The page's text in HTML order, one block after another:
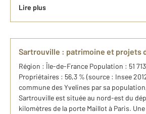
Lire plus
Sartrouville : patrimoine et projets
Région : Île-de-France Population : 51
Propriétaires : 56,3 % (source : Insee
commune des Yvelines par sa
Sartrouville est située au nord-est du
kilomètres de la porte Maillot à Paris.